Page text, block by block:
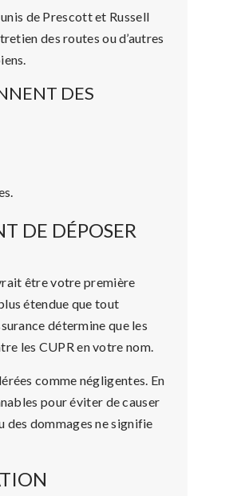
de Prescott et Russell
des routes ou d’autres
DES
DE DÉPOSER
être votre première
étendue que tout
détermine que les
les CUPR en votre nom.
comme négligentes. En
pour éviter de causer
des dommages ne signifie